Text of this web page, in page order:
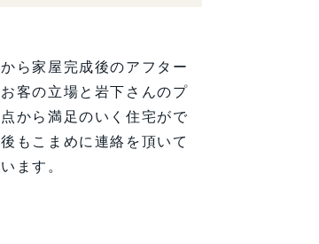
ら家屋完成後のアフター
客の立場と岩下さんのプ
から満足のいく住宅がで
もこまめに連絡を頂いて
ます。